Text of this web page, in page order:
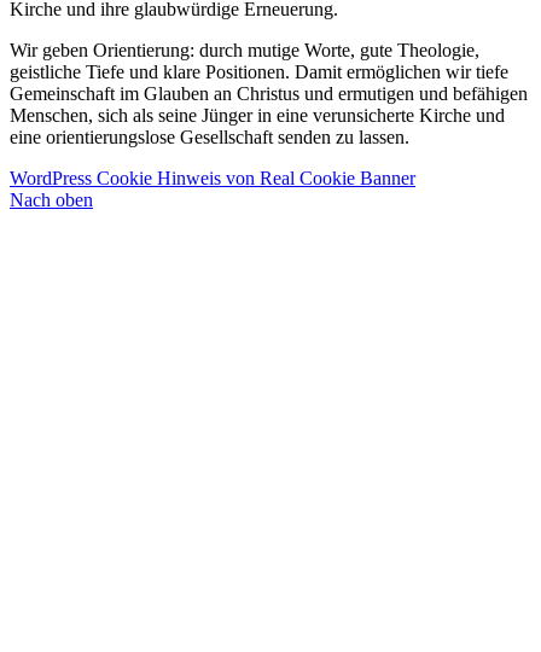
Kirche und ihre glaubwürdige Erneuerung.
Wir geben Orientierung: durch mutige Worte, gute Theologie,
geistliche Tiefe und klare Positionen. Damit ermöglichen wir tiefe
Gemeinschaft im Glauben an Christus und ermutigen und befähigen
Menschen, sich als seine Jünger in eine verunsicherte Kirche und
eine orientierungslose Gesellschaft senden zu lassen.
WordPress Cookie Hinweis von Real Cookie Banner
Nach oben